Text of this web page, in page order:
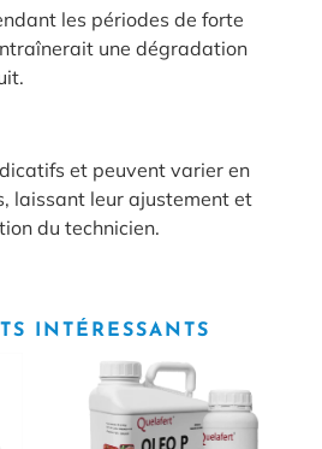
les périodes de forte
une dégradation
et peuvent varier en
laissant leur ajustement et
du technicien.
INTÉRESSANTS